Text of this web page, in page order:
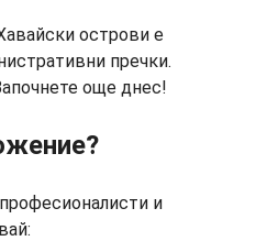
острови е
пречки.
още днес!
и